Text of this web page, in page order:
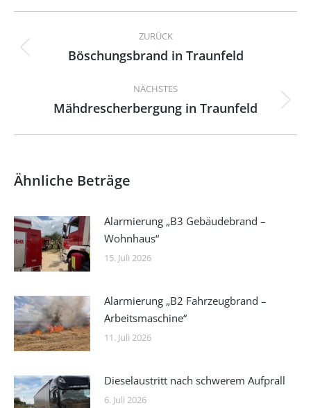
Kommentarnavigation
ZURÜCK
Vorheriger
Böschungsbrand in Traunfeld
NÄCHSTES
Nächster
Mähdrescherbergung in Traunfeld
Ähnliche Beträge
Alarmierung „B3 Gebäudebrand –
Wohnhaus“
15. Juli 2026
Alarmierung „B2 Fahrzeugbrand –
Arbeitsmaschine“
11. Juli 2026
Dieselaustritt nach schwerem Aufprall
6. Juli 2026